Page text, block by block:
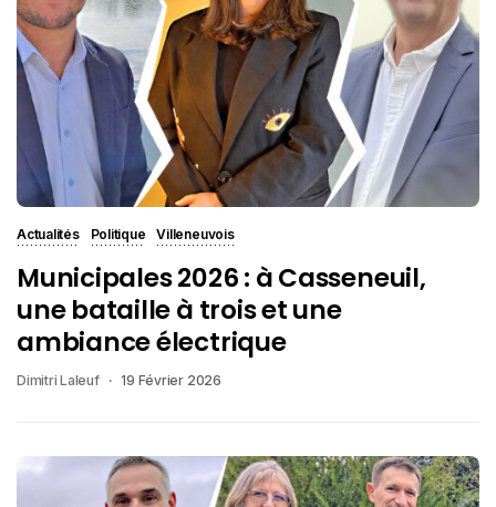
Actualités Politique Villeneuvois
Municipales 2026 : à Casseneuil,
une bataille à trois et une
ambiance électrique
Dimitri Laleuf 19 Février 2026